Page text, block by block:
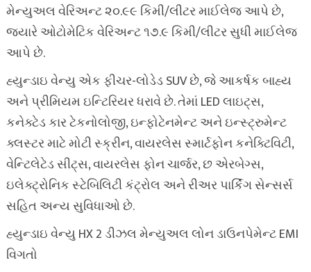
મેન્યુઅલ વેરિઅન્ટ ૨૦.૯૯ કિમી/લીટર માઈલેજ આપે છે,
જ્યારે ઓટોમેટિક વેરિઅન્ટ ૧૭.૯ કિમી/લીટર સુધી માઈલેજ
આપે છે.
હ્યુન્ડાઇ વેન્યુ એક ફીચર-લોડેડ SUV છે, જે આકર્ષક બાહ્ય
અને પ્રીમિયમ ઇન્ટિરિયર ધરાવે છે. તેમાં LED લાઇટ્સ,
કનેક્ટેડ કાર ટેકનોલોજી, ઇન્ફોટેનમેન્ટ અને ઇન્સ્ટ્રુમેન્ટ
ક્લસ્ટર માટે મોટી સ્ક્રીન, વાયરલેસ સ્માર્ટફોન કનેક્ટિવિટી,
વેન્ટિલેટેડ સીટ્સ, વાયરલેસ ફોન ચાર્જર, છ એરબેગ્સ,
ઇલેક્ટ્રોનિક સ્ટેબિલિટી કંટ્રોલ અને રીઅર પાર્કિંગ સેન્સર્સ
સહિત અન્ય સુવિધાઓ છે.
હ્યુન્ડાઇ વેન્યુ HX 2 ડીઝલ મેન્યુઅલ લોન ડાઉનપેમેન્ટ EMI
વિગતો